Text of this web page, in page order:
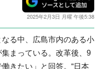
2025年2月3日 月曜 午後5:38
る中、広島市内のある小
まっている。改革後、9
きたい」と回答。“日本